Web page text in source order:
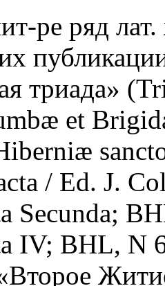
ре ряд
триада»
et
/ Ed. J.
Secunda;
IV; BHL, N